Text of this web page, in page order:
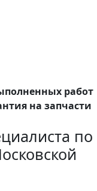
работ
на запчасти
по